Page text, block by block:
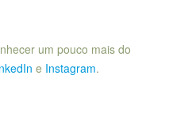
um pouco mais do
e Instagram.